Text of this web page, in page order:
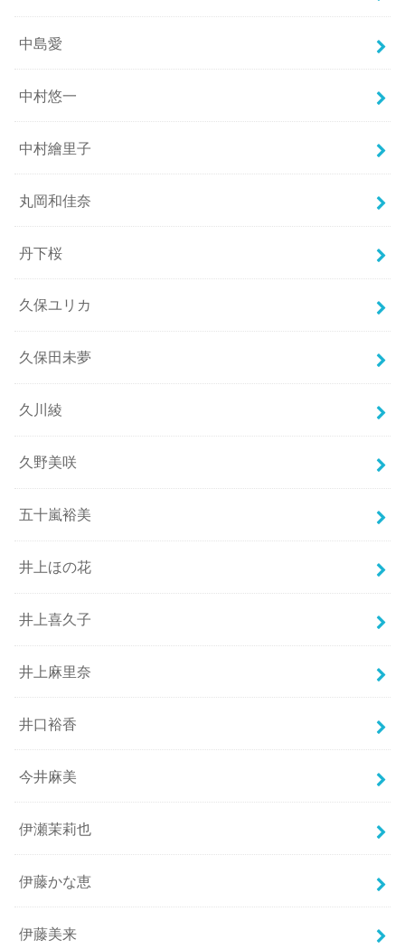
中島愛
中村悠一
中村繪里子
丸岡和佳奈
丹下桜
久保ユリカ
久保田未夢
久川綾
久野美咲
五十嵐裕美
井上ほの花
井上喜久子
井上麻里奈
井口裕香
今井麻美
伊瀬茉莉也
伊藤かな恵
伊藤美来